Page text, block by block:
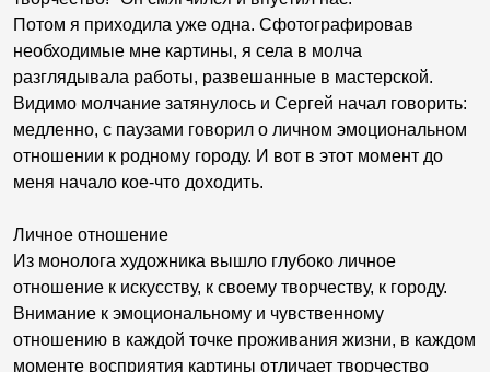
Потом я приходила уже одна. Сфотографировав
необходимые мне картины, я села в молча
разглядывала работы, развешанные в мастерской.
Видимо молчание затянулось и Сергей начал говорить:
медленно, с паузами говорил о личном эмоциональном
отношении к родному городу. И вот в этот момент до
меня начало кое-что доходить.
Личное отношение
Из монолога художника вышло глубоко личное
отношение к искусству, к своему творчеству, к городу.
Внимание к эмоциональному и чувственному
отношению в каждой точке проживания жизни, в каждом
моменте восприятия картины отличает творчество